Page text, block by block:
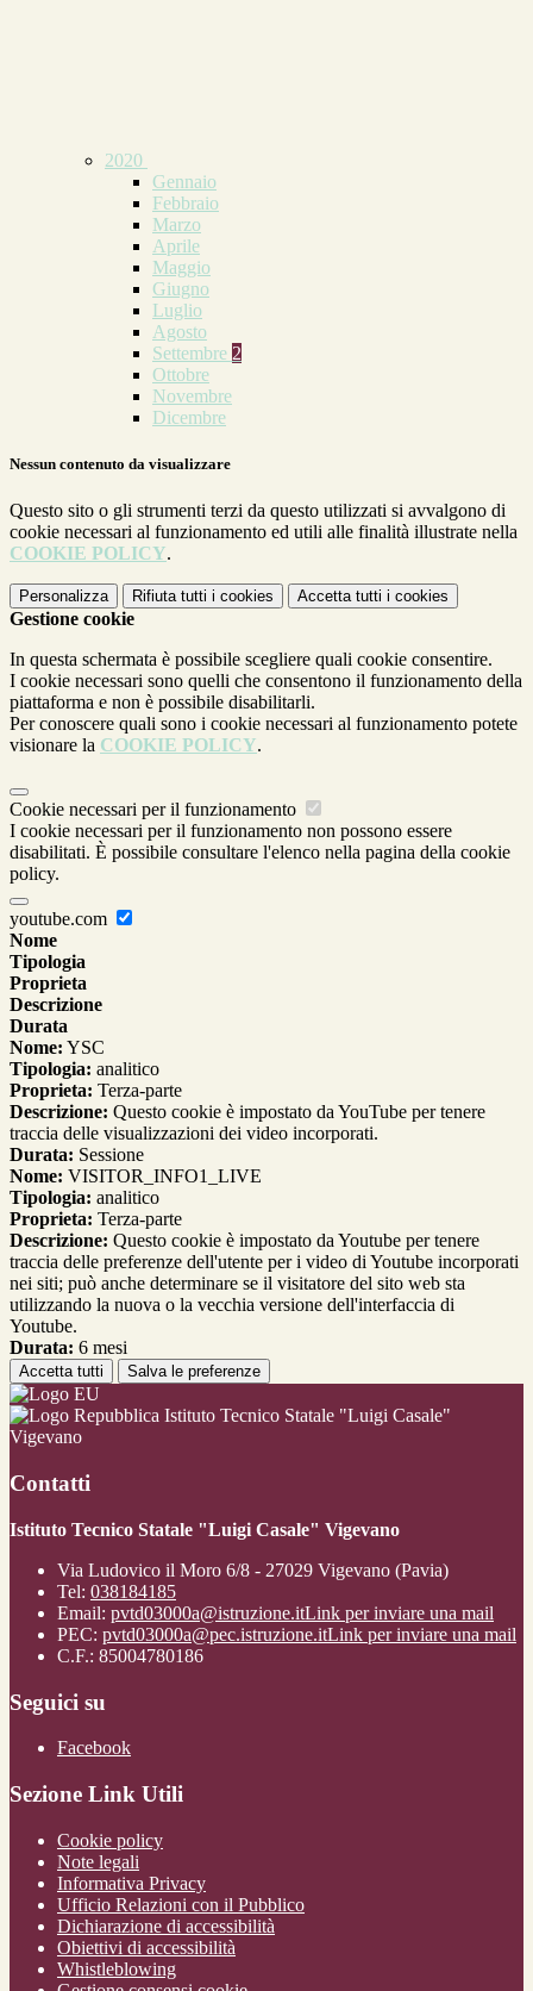
2020
Gennaio
Febbraio
Marzo
Aprile
Maggio
Giugno
Luglio
Agosto
Settembre 2
Ottobre
Novembre
Dicembre
Nessun contenuto da visualizzare
Questo sito o gli strumenti terzi da questo utilizzati si avvalgono di
cookie necessari al funzionamento ed utili alle finalità illustrate nella
COOKIE POLICY.
Personalizza Rifiuta tutti i cookies Accetta tutti i cookies
Gestione cookie
In questa schermata è possibile scegliere quali cookie consentire.
I cookie necessari sono quelli che consentono il funzionamento della
piattaforma e non è possibile disabilitarli.
Per conoscere quali sono i cookie necessari al funzionamento potete
visionare la COOKIE POLICY.
Cookie necessari per il funzionamento
I cookie necessari per il funzionamento non possono essere
disabilitati. È possibile consultare l'elenco nella pagina della cookie
policy.
youtube.com
Nome
Tipologia
Proprieta
Descrizione
Durata
Nome: YSC
Tipologia: analitico
Proprieta: Terza-parte
Descrizione: Questo cookie è impostato da YouTube per tenere
traccia delle visualizzazioni dei video incorporati.
Durata: Sessione
Nome: VISITOR_INFO1_LIVE
Tipologia: analitico
Proprieta: Terza-parte
Descrizione: Questo cookie è impostato da Youtube per tenere
traccia delle preferenze dell'utente per i video di Youtube incorporati
nei siti; può anche determinare se il visitatore del sito web sta
utilizzando la nuova o la vecchia versione dell'interfaccia di
Youtube.
Durata: 6 mesi
Accetta tutti Salva le preferenze
Istituto Tecnico Statale "Luigi Casale"
Vigevano
Contatti
Istituto Tecnico Statale "Luigi Casale" Vigevano
Via Ludovico il Moro 6/8 - 27029 Vigevano (Pavia)
Tel: 038184185
Email: pvtd03000a@istruzione.itLink per inviare una mail
PEC: pvtd03000a@pec.istruzione.itLink per inviare una mail
C.F.: 85004780186
Seguici su
Facebook
Sezione Link Utili
Cookie policy
Note legali
Informativa Privacy
Ufficio Relazioni con il Pubblico
Dichiarazione di accessibilità
Obiettivi di accessibilità
Whistleblowing